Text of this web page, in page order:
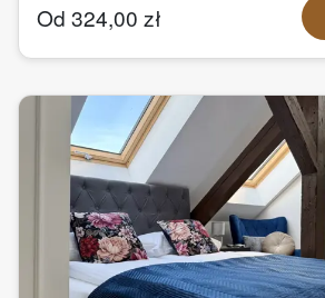
Od 324,00 zł